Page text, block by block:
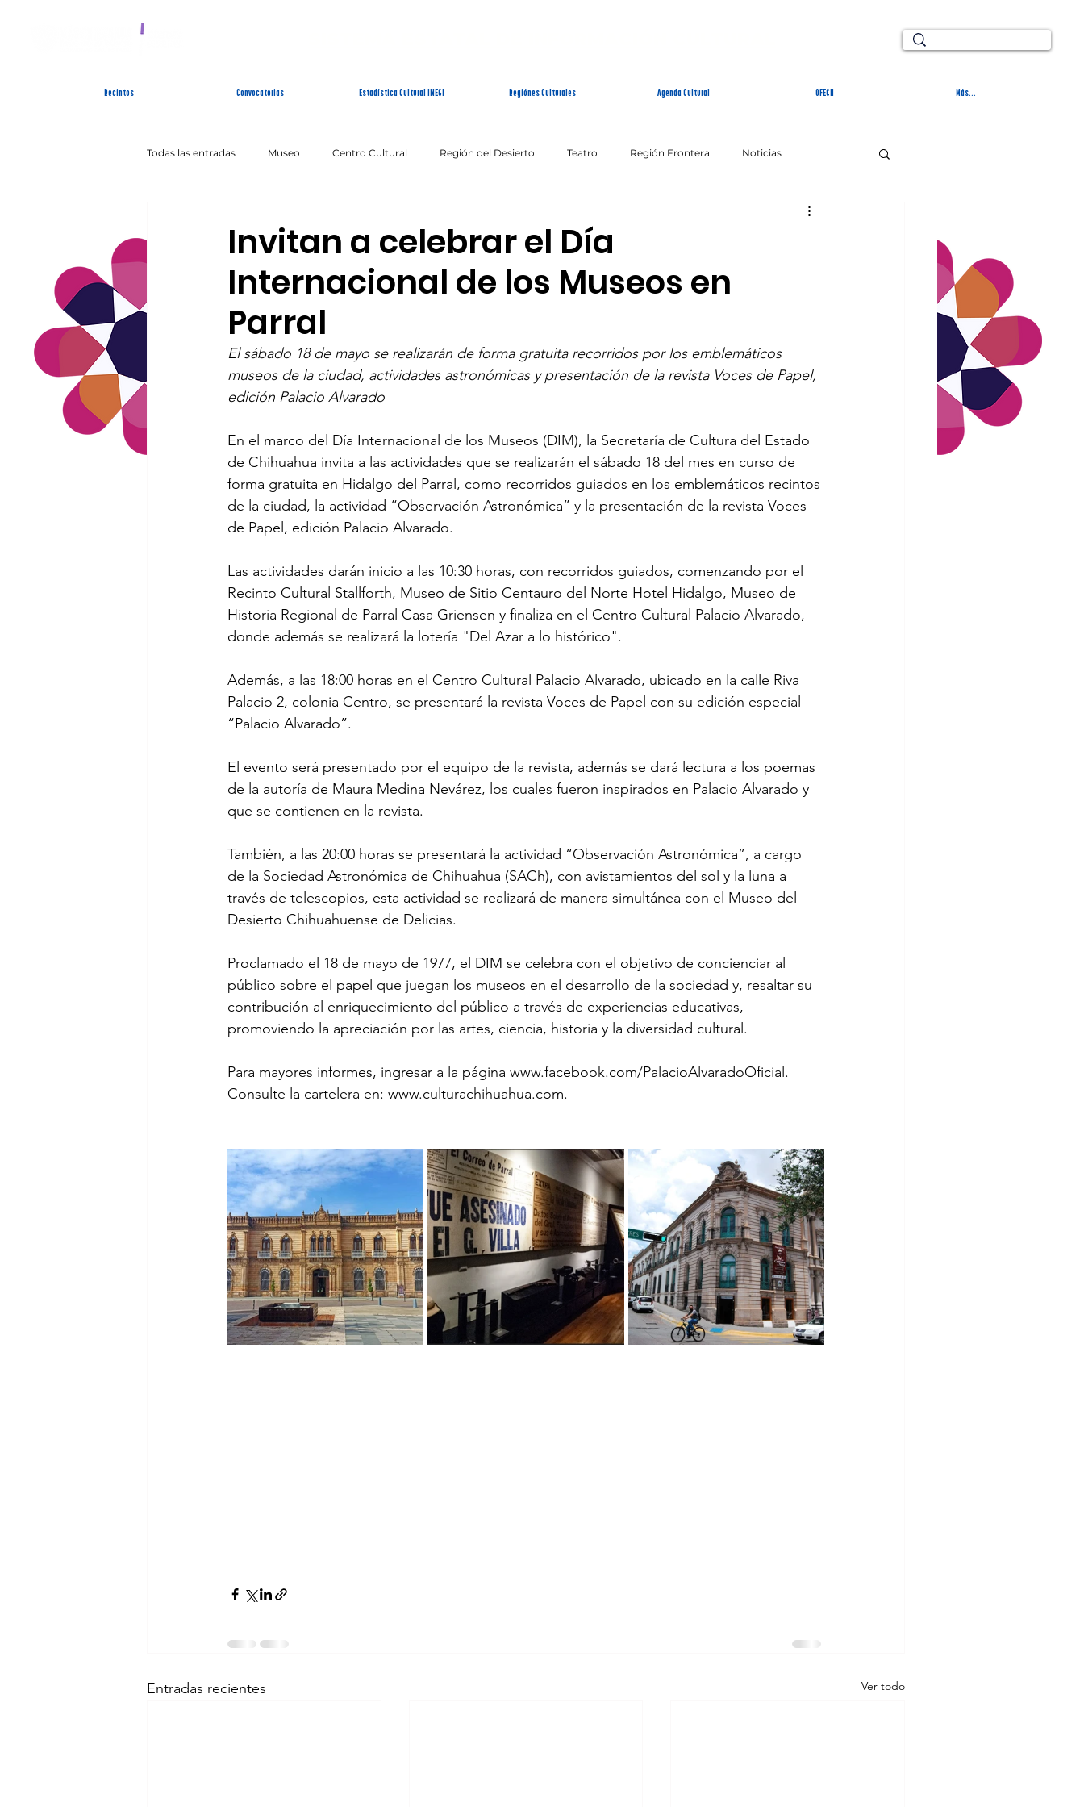
Recintos Convocatorias Estadística Cultural INEGI Regiónes Culturales Agenda Cultural OFECH Más...
Todas las entradas Museo Centro Cultural Región del Desierto Teatro Región Frontera Noticias
Invitan a celebrar el Día
Internacional de los Museos en
Parral
El sábado 18 de mayo se realizarán de forma gratuita recorridos por los emblemáticos
museos de la ciudad, actividades astronómicas y presentación de la revista Voces de Papel,
edición Palacio Alvarado
En el marco del Día Internacional de los Museos (DIM), la Secretaría de Cultura del Estado
de Chihuahua invita a las actividades que se realizarán el sábado 18 del mes en curso de
forma gratuita en Hidalgo del Parral, como recorridos guiados en los emblemáticos recintos
de la ciudad, la actividad “Observación Astronómica” y la presentación de la revista Voces
de Papel, edición Palacio Alvarado.
Las actividades darán inicio a las 10:30 horas, con recorridos guiados, comenzando por el
Recinto Cultural Stallforth, Museo de Sitio Centauro del Norte Hotel Hidalgo, Museo de
Historia Regional de Parral Casa Griensen y finaliza en el Centro Cultural Palacio Alvarado,
donde además se realizará la lotería "Del Azar a lo histórico".
Además, a las 18:00 horas en el Centro Cultural Palacio Alvarado, ubicado en la calle Riva
Palacio 2, colonia Centro, se presentará la revista Voces de Papel con su edición especial
“Palacio Alvarado”.
El evento será presentado por el equipo de la revista, además se dará lectura a los poemas
de la autoría de Maura Medina Nevárez, los cuales fueron inspirados en Palacio Alvarado y
que se contienen en la revista.
También, a las 20:00 horas se presentará la actividad “Observación Astronómica”, a cargo
de la Sociedad Astronómica de Chihuahua (SACh), con avistamientos del sol y la luna a
través de telescopios, esta actividad se realizará de manera simultánea con el Museo del
Desierto Chihuahuense de Delicias.
Proclamado el 18 de mayo de 1977, el DIM se celebra con el objetivo de concienciar al
público sobre el papel que juegan los museos en el desarrollo de la sociedad y, resaltar su
contribución al enriquecimiento del público a través de experiencias educativas,
promoviendo la apreciación por las artes, ciencia, historia y la diversidad cultural.
Para mayores informes, ingresar a la página www.facebook.com/PalacioAlvaradoOficial.
Consulte la cartelera en: www.culturachihuahua.com.
Entradas recientes Ver todo